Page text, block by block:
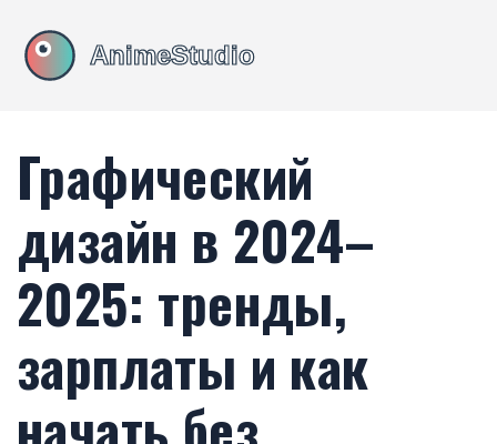
Графический
дизайн в 2024–
2025: тренды,
зарплаты и как